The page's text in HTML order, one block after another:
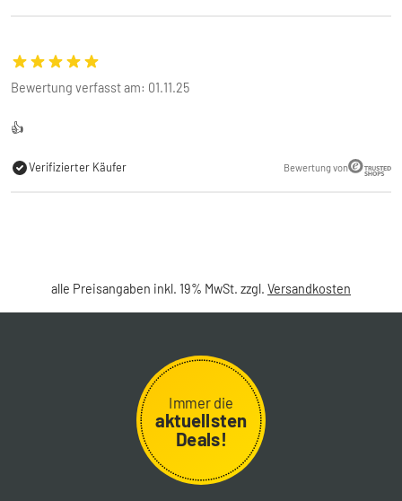
Bewertung verfasst am: 01.11.25
👍
Verifizierter Käufer Bewertung von
alle Preisangaben inkl. 19% MwSt. zzgl. Versandkosten
Immer die
aktuellsten
Deals!